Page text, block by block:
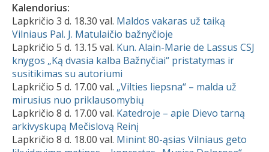
Kalendorius:
Lapkričio 3 d. 18.30 val. Maldos vakaras už taiką
Vilniaus Pal. J. Matulaičio bažnyčioje
Lapkričio 5 d. 13.15 val. Kun. Alain-Marie de Lassus CSJ
knygos „Ką dvasia kalba Bažnyčiai“ pristatymas ir
susitikimas su autoriumi
Lapkričio 5 d. 17.00 val. „Vilties liepsna“ – malda už
mirusius nuo priklausomybių
Lapkričio 8 d. 17.00 val. Katedroje – apie Dievo tarną
arkivyskupą Mečislovą Reinį
Lapkričio 8 d. 18.00 val. Minint 80-ąsias Vilniaus geto